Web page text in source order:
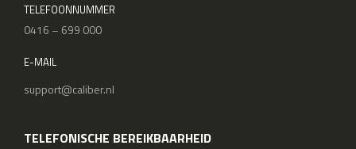
TELEFOONNUMMER
0416 – 699 000
E-MAIL
support@caliber.nl
TELEFONISCHE BEREIKBAARHEID